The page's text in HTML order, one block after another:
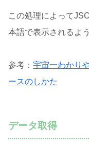
この処理によって
本語で表示されるよ
参考： 宇宙一わかり
ースのしかた
データ取得